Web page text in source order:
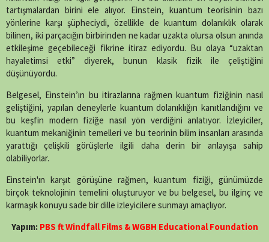
tartışmalardan birini ele alıyor. Einstein, kuantum teorisinin bazı
yönlerine karşı şüpheciydi, özellikle de kuantum dolanıklık olarak
bilinen, iki parçacığın birbirinden ne kadar uzakta olursa olsun anında
etkileşime geçebileceği fikrine itiraz ediyordu. Bu olaya “uzaktan
hayaletimsi etki” diyerek, bunun klasik fizik ile çeliştiğini
düşünüyordu.
Belgesel, Einstein’ın bu itirazlarına rağmen kuantum fiziğinin nasıl
geliştiğini, yapılan deneylerle kuantum dolanıklığın kanıtlandığını ve
bu keşfin modern fiziğe nasıl yön verdiğini anlatıyor. İzleyiciler,
kuantum mekaniğinin temelleri ve bu teorinin bilim insanları arasında
yarattığı çelişkili görüşlerle ilgili daha derin bir anlayışa sahip
olabiliyorlar.
Einstein'ın karşıt görüşüne rağmen, kuantum fiziği, günümüzde
birçok teknolojinin temelini oluşturuyor ve bu belgesel, bu ilginç ve
karmaşık konuyu sade bir dille izleyicilere sunmayı amaçlıyor.
Yapım: PBS ft Windfall Films & WGBH Educational Foundation